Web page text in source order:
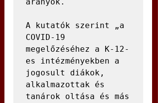
arányok.
A kutatók szerint „a
COVID-19
megelőzéséhez a K-12-
es intézményekben a
jogosult diákok,
alkalmazottak és
tanárok oltása és más